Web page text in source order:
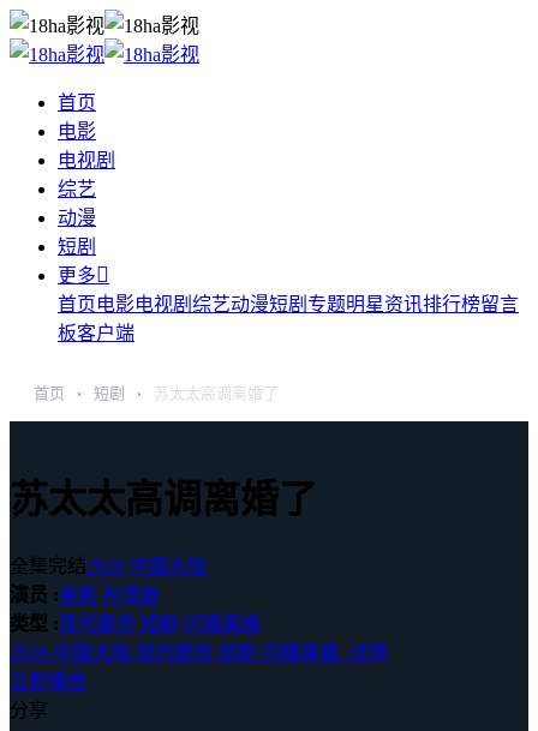
首页
电影
电视剧
综艺
动漫
短剧
更多
首页电影电视剧 综艺动漫短剧 专题明星资讯排行榜留言
板客户端
首页 › 短剧 › 苏太太高调离婚了
苏太太高调离婚了
全集完结2026 中国大陆
演员 :吴帆 孙茂峰
类型 :现代都市 短剧 闪婚离婚
2026·中国大陆·现代都市 短剧 闪婚离婚 ·详情
立即播放
分享